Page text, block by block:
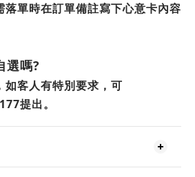
落單時在訂單備註寫下心意卡內容
選嗎?
如客人有特別要求，可
提出。